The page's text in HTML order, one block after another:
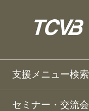
支援メニュー検索
セミナー・交流会